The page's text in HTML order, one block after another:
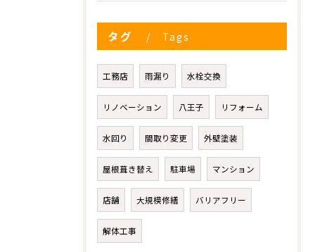
タグ Tags
工務店 雨漏り 水栓交換
リノベーション 八王子 リフォーム
水回り 間取り変更 外壁塗装
屋根葺き替え 駐車場 マンション
店舗 大規模修繕 バリアフリー
解体工事